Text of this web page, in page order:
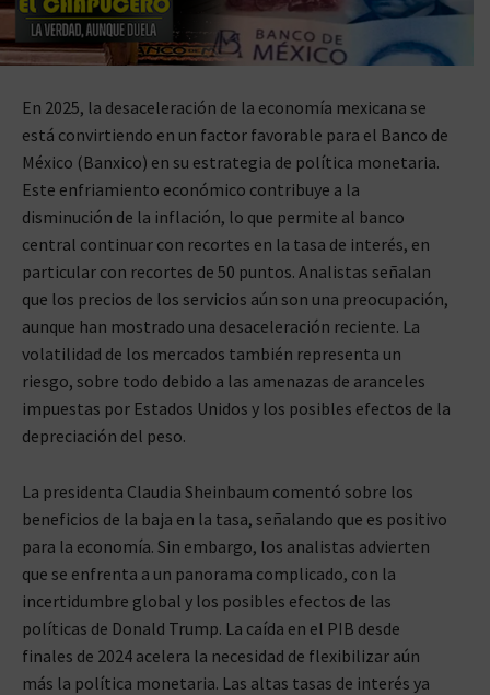
En 2025, la desaceleración de la economía mexicana se
está convirtiendo en un factor favorable para el Banco de
México (Banxico) en su estrategia de política monetaria.
Este enfriamiento económico contribuye a la
disminución de la inflación, lo que permite al banco
central continuar con recortes en la tasa de interés, en
particular con recortes de 50 puntos. Analistas señalan
que los precios de los servicios aún son una preocupación,
aunque han mostrado una desaceleración reciente. La
volatilidad de los mercados también representa un
riesgo, sobre todo debido a las amenazas de aranceles
impuestas por Estados Unidos y los posibles efectos de la
depreciación del peso.
La presidenta Claudia Sheinbaum comentó sobre los
beneficios de la baja en la tasa, señalando que es positivo
para la economía. Sin embargo, los analistas advierten
que se enfrenta a un panorama complicado, con la
incertidumbre global y los posibles efectos de las
políticas de Donald Trump. La caída en el PIB desde
finales de 2024 acelera la necesidad de flexibilizar aún
más la política monetaria. Las altas tasas de interés ya